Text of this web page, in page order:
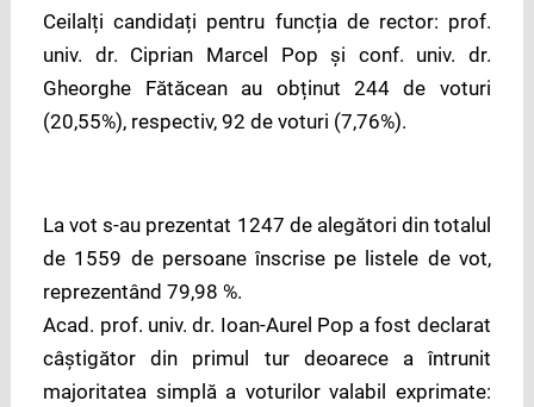
Ceilalți candidați pentru funcția de rector: prof.
univ. dr. Ciprian Marcel Pop și conf. univ. dr.
Gheorghe Fătăcean au obținut 244 de voturi
(20,55%), respectiv, 92 de voturi (7,76%).
La vot s-au prezentat 1247 de alegători din totalul
de 1559 de persoane înscrise pe listele de vot,
reprezentând 79,98 %.
Acad. prof. univ. dr. Ioan-Aurel Pop a fost declarat
câştigător din primul tur deoarece a întrunit
majoritatea simplă a voturilor valabil exprimate: